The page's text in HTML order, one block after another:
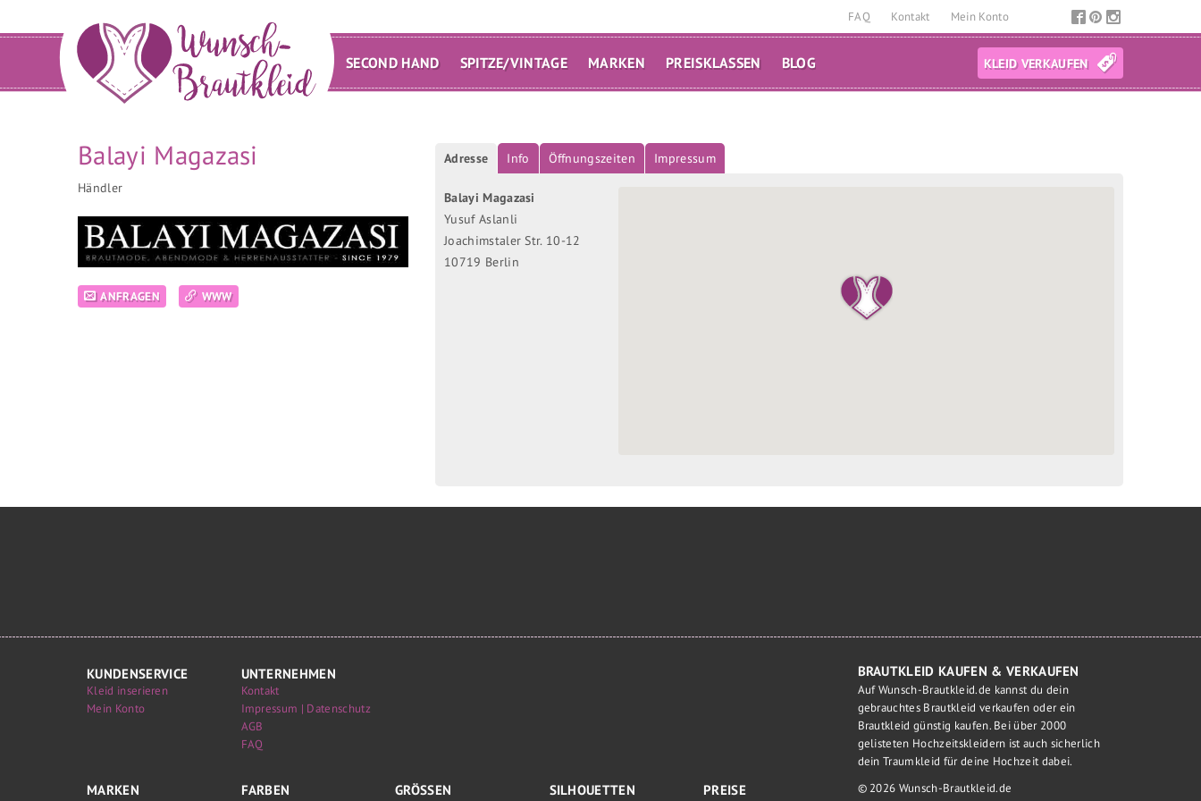
FAQ Kontakt Mein Konto
SECOND HAND SPITZE/VINTAGE MARKEN PREISKLASSEN BLOG KLEID VERKAUFEN
Balayi Magazasi
Händler
ANFRAGEN WWW
Adresse Info Öffnungszeiten Impressum
Balayi Magazasi
Yusuf Aslanli
Joachimstaler Str. 10-12
10719 Berlin
KUNDENSERVICE
Kleid inserieren
Mein Konto
UNTERNEHMEN
Kontakt
Impressum | Datenschutz
AGB
FAQ
MARKEN FARBEN GRÖSSEN SILHOUETTEN PREISE
BRAUTKLEID KAUFEN & VERKAUFEN
Auf Wunsch-Brautkleid.de kannst du dein
gebrauchtes Brautkleid verkaufen oder ein
Brautkleid günstig kaufen. Bei über 2000
gelisteten Hochzeitskleidern ist auch sicherlich
dein Traumkleid für deine Hochzeit dabei.
© 2026 Wunsch-Brautkleid.de